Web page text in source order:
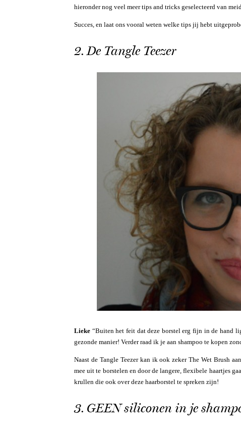
hieronder nog veel meer tips and tricks geselecteerd van
Succes, en laat ons vooral weten welke tips jij hebt
2. De Tangle Teezer
Lieke “Buiten het feit dat deze borstel erg fijn in de hand
gezonde manier! Verder raad ik je aan shampoo te kopen
Naast de Tangle Teezer kan ik ook zeker The Wet Brush
mee uit te borstelen en door de langere, flexibele haartjes
krullen die ook over deze haarborstel te spreken zijn!
3. GEEN siliconen in je